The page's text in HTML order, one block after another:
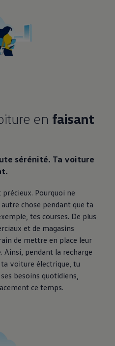
en faisant
sérénité. Ta voiture
Pourquoi ne
chose pendant que ta
tes courses. De plus
et de magasins
de mettre en place leur
Ainsi, pendant la recharge
voiture électrique, tu
besoins quotidiens,
ce temps.